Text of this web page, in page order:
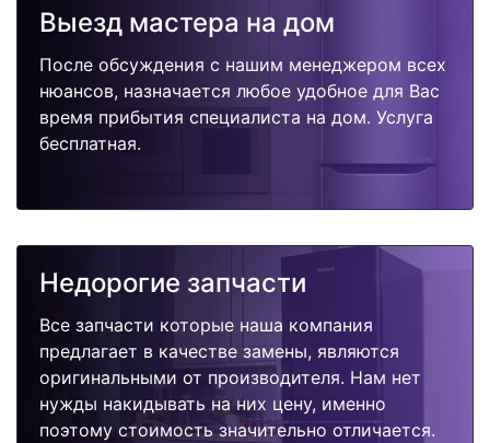
Выезд мастера на дом
После обсуждения с нашим менеджером всех
нюансов, назначается любое удобное для Вас
время прибытия специалиста на дом. Услуга
бесплатная.
Недорогие запчасти
Все запчасти которые наша компания
предлагает в качестве замены, являются
оригинальными от производителя. Нам нет
нужды накидывать на них цену, именно
поэтому стоимость значительно отличается.